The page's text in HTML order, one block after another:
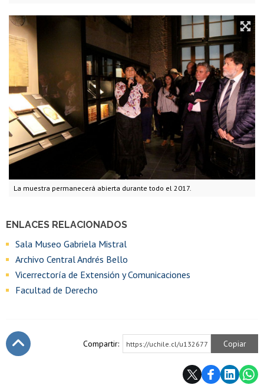
La muestra permanecerá abierta durante todo el 2017.
ENLACES RELACIONADOS
Sala Museo Gabriela Mistral
Archivo Central Andrés Bello
Vicerrectoría de Extensión y Comunicaciones
Facultad de Derecho
Compartir: https://uchile.cl/u132677 Copiar